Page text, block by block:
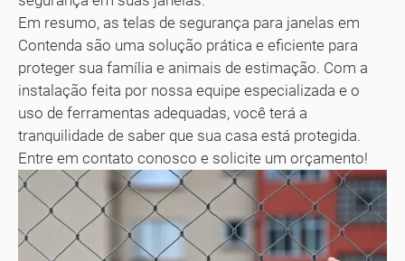
Em resumo, as telas de segurança para janelas em
Contenda são uma solução prática e eficiente para
proteger sua família e animais de estimação. Com a
instalação feita por nossa equipe especializada e o
uso de ferramentas adequadas, você terá a
tranquilidade de saber que sua casa está protegida.
Entre em contato conosco e solicite um orçamento!